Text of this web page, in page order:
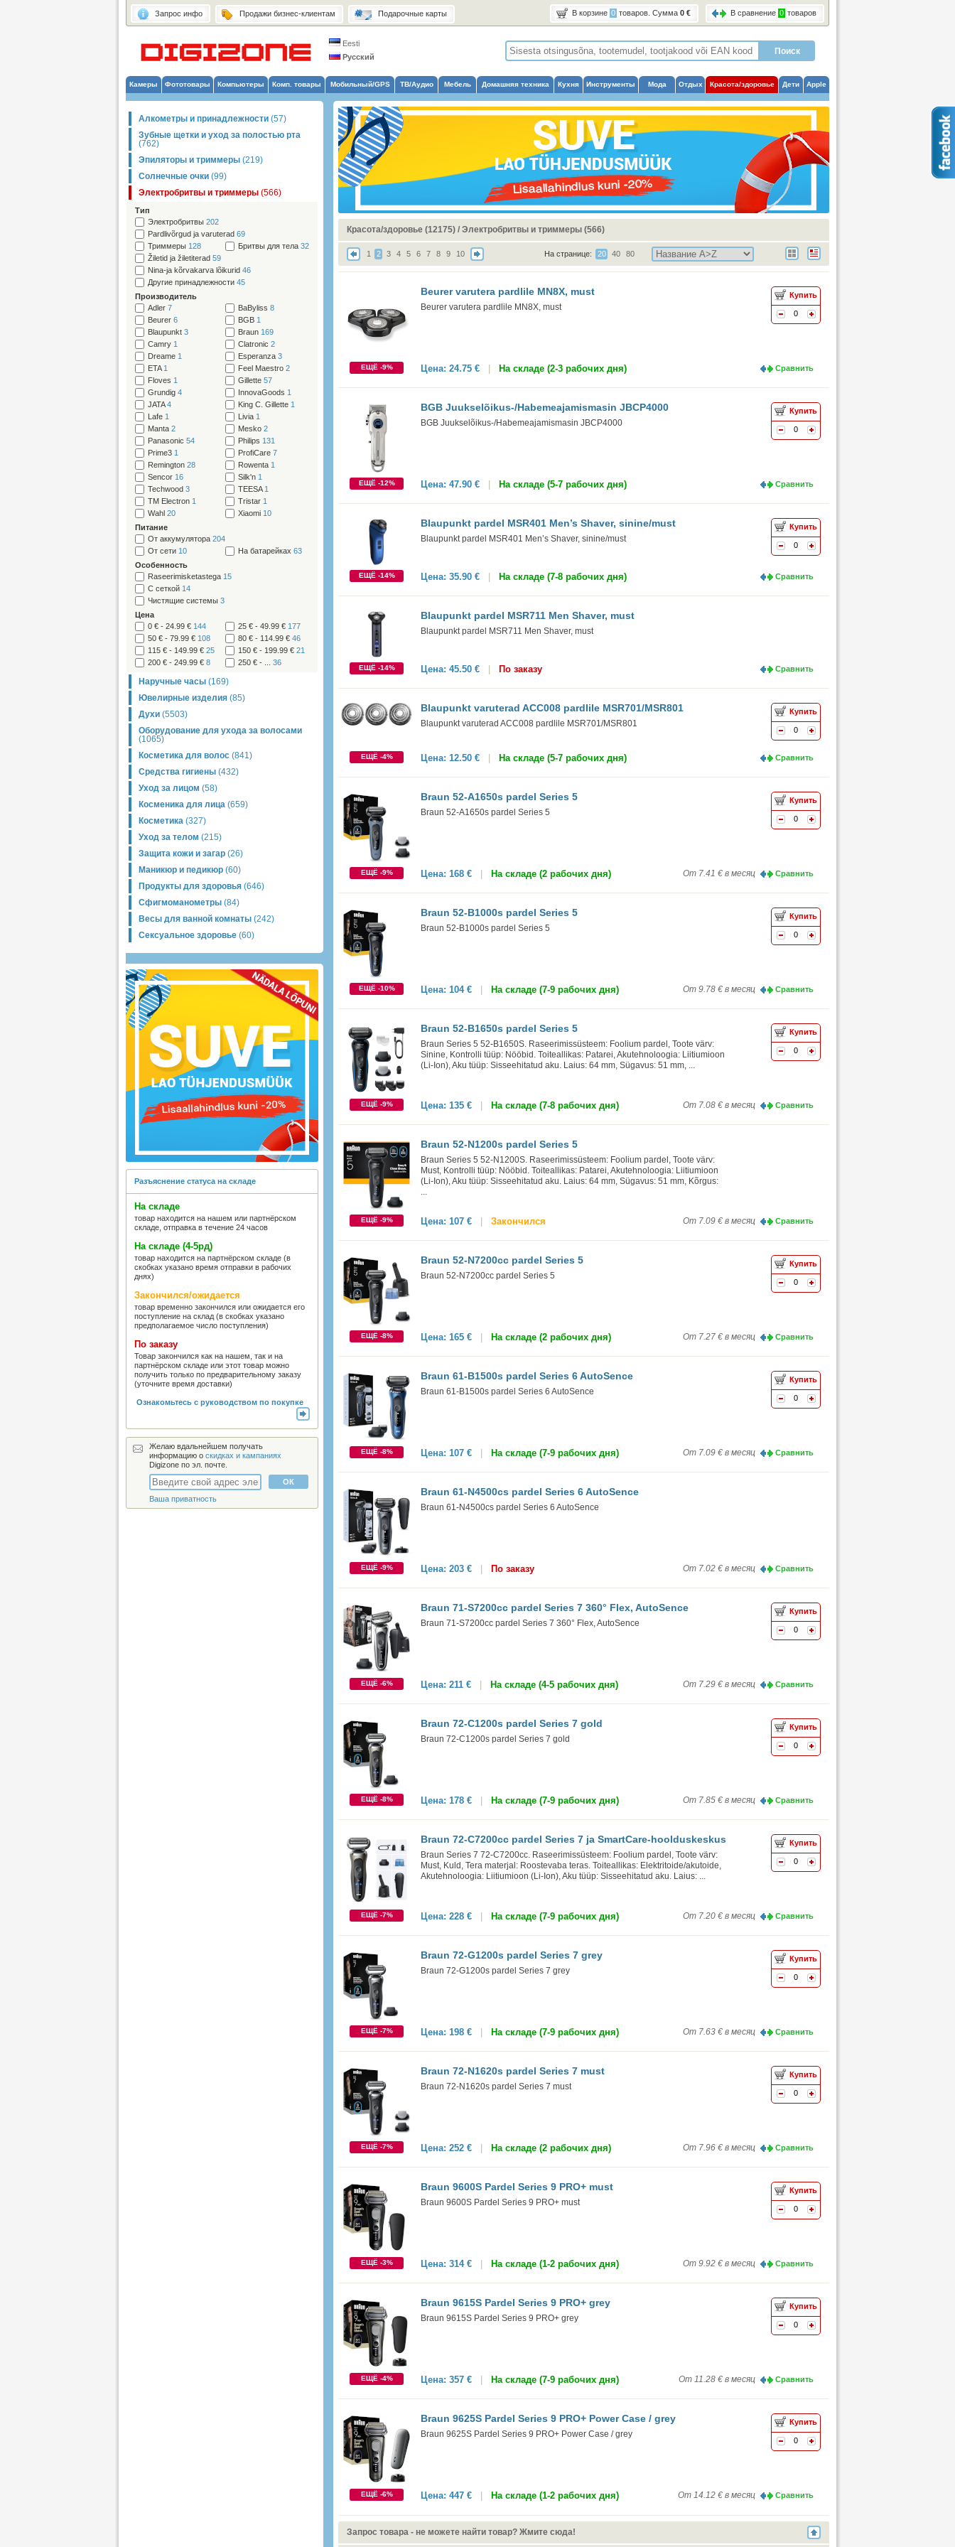
Запрос инфо Продажи бизнес-клиентам Подарочные карты В корзине 0 товаров . Сумма 0 € В сравнение 0 товаров
Eesti
Русский
Камеры Фототовары Компьютеры Комп. товары Мобильный/GPS ТВ/Аудио Мебель Домашняя техника Кухня Инструменты Мода Отдых Красота/здоровье Дети Apple
Алкометры и принадлежности (57)
Зубные щетки и уход за полостью рта
(762)
Эпиляторы и триммеры (219)
Солнечные очки (99)
Электробритвы и триммеры (566)
Тип
Электробритвы 202
Pardlivõrgud ja varuterad 69
Триммеры 128 Бритвы для тела 32
Žiletid ja žiletiterad 59
Nina-ja kõrvakarva lõikurid 46
Другие принадлежности 45
Производитель
Adler 7 BaByliss 8
Beurer 6 BGB 1
Blaupunkt 3 Braun 169
Camry 1 Clatronic 2
Dreame 1 Esperanza 3
ETA1 Feel Maestro 2
Floves 1 Gillette 57
Grundig 4 InnovaGoods 1
JATA4 King C. Gillette 1
Lafe 1 Livia 1
Manta 2 Mesko 2
Panasonic 54 Philips 131
Prime3 1 ProfiCare 7
Remington 28 Rowenta 1
Sencor 16 Silk'n 1
Techwood 3 TEESA1
TM Electron 1 Tristar 1
Wahl 20 Xiaomi 10
Питание
От аккумулятора 204
От сети 10 На батарейках 63
Особенность
Raseerimisketastega 15
С сеткой 14
Чистящие системы 3
Цена
0 € - 24.99 € 144 25 € - 49.99 € 177
50 € - 79.99 € 108 80 € - 114.99 € 46
115 € - 149.99 € 25 150 € - 199.99 € 21
200 € - 249.99 € 8 250 € - ... 36
Наручные часы (169)
Ювелирные изделия (85)
Духи (5503)
Оборудование для ухода за волосами
(1065)
Косметика для волос (841)
Средства гигиены (432)
Уход за лицом (58)
Косменика для лица (659)
Косметика (327)
Уход за телом (215)
Защита кожи и загар (26)
Маникюр и педикюр (60)
Продукты для здоровья (646)
Сфигмоманометры (84)
Весы для ванной комнаты (242)
Сексуальное здоровье (60)
Разъяснение статуса на складе
На складе
товар находится на нашем или партнёрском
складе, отправка в течение 24 часов
На складе (4-5рд)
товар находится на партнёрском складе (в
скобках указано время отправки в рабочих
днях)
Закончился/ожидается
товар временно закончился или ожидается его
поступление на склад (в скобках указано
предполагаемое число поступления)
По заказу
Товар закончился как на нашем, так и на
партнёрском складе или этот товар можно
получить только по предварительному заказу
(уточните время доставки)
Ознакомьтесь с руководством по покупке
Желаю вдальнейшем получать
информацию о скидках и кампаниях
Digizone по эл. почте.
Ваша приватность
Красота/здоровье (12175) / Электробритвы и триммеры (566)
1 2 3 4 5 6 7 8 9 10 На странице: 20 40 80
Beurer varutera pardlile MN8X, must
Beurer varutera pardlile MN8X, must
Купить
0
ЕЩЁ -9% Цена: 24.75 € На складе (2-3 рабочих дня) Сравнить
BGB Juukselõikus-/Habemeajamismasin JBCP4000
BGB Juukselõikus-/Habemeajamismasin JBCP4000
Купить
0
ЕЩЁ -12% Цена: 47.90 € На складе (5-7 рабочих дня) Сравнить
Blaupunkt pardel MSR401 Men’s Shaver, sinine/must
Blaupunkt pardel MSR401 Men’s Shaver, sinine/must
Купить
0
ЕЩЁ -14% Цена: 35.90 € На складе (7-8 рабочих дня) Сравнить
Blaupunkt pardel MSR711 Men Shaver, must
Blaupunkt pardel MSR711 Men Shaver, must
ЕЩЁ -14% Цена: 45.50 € По заказу Сравнить
Blaupunkt varuterad ACC008 pardlile MSR701/MSR801
Blaupunkt varuterad ACC008 pardlile MSR701/MSR801
Купить
0
ЕЩЁ -4% Цена: 12.50 € На складе (5-7 рабочих дня) Сравнить
Braun 52-A1650s pardel Series 5
Braun 52-A1650s pardel Series 5
Купить
0
ЕЩЁ -9% Цена: 168 € На складе (2 рабочих дня) От 7.41 € в месяц Сравнить
Braun 52-B1000s pardel Series 5
Braun 52-B1000s pardel Series 5
Купить
0
ЕЩЁ -10% Цена: 104 € На складе (7-9 рабочих дня) От 9.78 € в месяц Сравнить
Braun 52-B1650s pardel Series 5
Braun Series 5 52-B1650S. Raseerimissüsteem: Foolium pardel, Toote värv:
Sinine, Kontrolli tüüp: Nööbid. Toiteallikas: Patarei, Akutehnoloogia: Liitiumioon
(Li-Ion), Aku tüüp: Sisseehitatud aku. Laius: 64 mm, Sügavus: 51 mm, ...
Купить
0
ЕЩЁ -9% Цена: 135 € На складе (7-8 рабочих дня) От 7.08 € в месяц Сравнить
Braun 52-N1200s pardel Series 5
Braun Series 5 52-N1200S. Raseerimissüsteem: Foolium pardel, Toote värv:
Must, Kontrolli tüüp: Nööbid. Toiteallikas: Patarei, Akutehnoloogia: Liitiumioon
(Li-Ion), Aku tüüp: Sisseehitatud aku. Laius: 64 mm, Sügavus: 51 mm, Kõrgus:
...
ЕЩЁ -9% Цена: 107 € Закончился От 7.09 € в месяц Сравнить
Braun 52-N7200cc pardel Series 5
Braun 52-N7200cc pardel Series 5
Купить
0
ЕЩЁ -8% Цена: 165 € На складе (2 рабочих дня) От 7.27 € в месяц Сравнить
Braun 61-B1500s pardel Series 6 AutoSence
Braun 61-B1500s pardel Series 6 AutoSence
Купить
0
ЕЩЁ -8% Цена: 107 € На складе (7-9 рабочих дня) От 7.09 € в месяц Сравнить
Braun 61-N4500cs pardel Series 6 AutoSence
Braun 61-N4500cs pardel Series 6 AutoSence
ЕЩЁ -9% Цена: 203 € По заказу От 7.02 € в месяц Сравнить
Braun 71-S7200cc pardel Series 7 360° Flex, AutoSence
Braun 71-S7200cc pardel Series 7 360° Flex, AutoSence
Купить
0
ЕЩЁ -6% Цена: 211 € На складе (4-5 рабочих дня) От 7.29 € в месяц Сравнить
Braun 72-C1200s pardel Series 7 gold
Braun 72-C1200s pardel Series 7 gold
Купить
0
ЕЩЁ -8% Цена: 178 € На складе (7-9 рабочих дня) От 7.85 € в месяц Сравнить
Braun 72-C7200cc pardel Series 7 ja SmartCare-hoolduskeskus
Braun Series 7 72-C7200cc. Raseerimissüsteem: Foolium pardel, Toote värv:
Must, Kuld, Tera materjal: Roostevaba teras. Toiteallikas: Elektritoide/akutoide,
Akutehnoloogia: Liitiumioon (Li-Ion), Aku tüüp: Sisseehitatud aku. Laius: ...
Купить
0
ЕЩЁ -7% Цена: 228 € На складе (7-9 рабочих дня) От 7.20 € в месяц Сравнить
Braun 72-G1200s pardel Series 7 grey
Braun 72-G1200s pardel Series 7 grey
Купить
0
ЕЩЁ -7% Цена: 198 € На складе (7-9 рабочих дня) От 7.63 € в месяц Сравнить
Braun 72-N1620s pardel Series 7 must
Braun 72-N1620s pardel Series 7 must
Купить
0
ЕЩЁ -7% Цена: 252 € На складе (2 рабочих дня) От 7.96 € в месяц Сравнить
Braun 9600S Pardel Series 9 PRO+ must
Braun 9600S Pardel Series 9 PRO+ must
Купить
0
ЕЩЁ -3% Цена: 314 € На складе (1-2 рабочих дня) От 9.92 € в месяц Сравнить
Braun 9615S Pardel Series 9 PRO+ grey
Braun 9615S Pardel Series 9 PRO+ grey
Купить
0
ЕЩЁ -4% Цена: 357 € На складе (7-9 рабочих дня) От 11.28 € в месяц Сравнить
Braun 9625S Pardel Series 9 PRO+ Power Case / grey
Braun 9625S Pardel Series 9 PRO+ Power Case / grey
Купить
0
ЕЩЁ -6% Цена: 447 € На складе (1-2 рабочих дня) От 14.12 € в месяц Сравнить
Запрос товара - не можете найти товар? Жмите сюда!